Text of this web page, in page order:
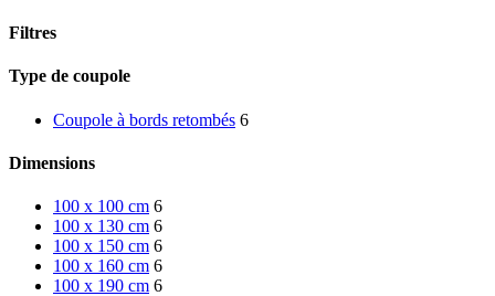
Filtres
Close
Type de coupole
Coupole à bords retombés 6
Dimensions
100 x 100 cm 6
100 x 130 cm 6
100 x 150 cm 6
100 x 160 cm 6
100 x 190 cm 6